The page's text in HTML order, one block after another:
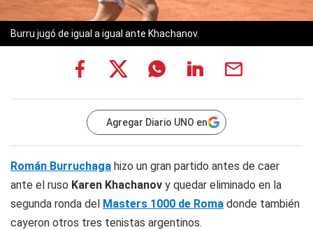
Burru jugó de igual a igual ante Khachanov.
Agregar Diario UNO en
Román Burruchaga hizo un gran partido antes de caer
ante el ruso Karen Khachanov y quedar eliminado en la
segunda ronda del Masters 1000 de Roma donde también
cayeron otros tres tenistas argentinos.